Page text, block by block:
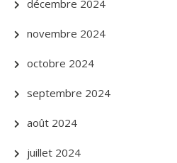
décembre 2024
novembre 2024
octobre 2024
septembre 2024
août 2024
juillet 2024